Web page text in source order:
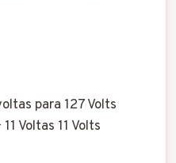
para 127 Volts
Voltas 11 Volts